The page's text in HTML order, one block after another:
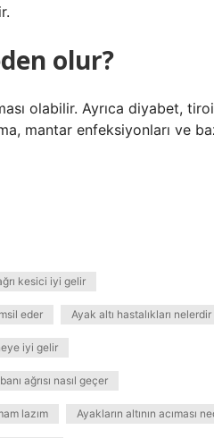
olur?
olabilir. Ayrıca diyabet,
mantar enfeksiyonları ve
kesici iyi gelir
eder Ayak altı hastalıkları nelerdir
iyi gelir
ağrısı nasıl geçer
lazım Ayakların altının acıması